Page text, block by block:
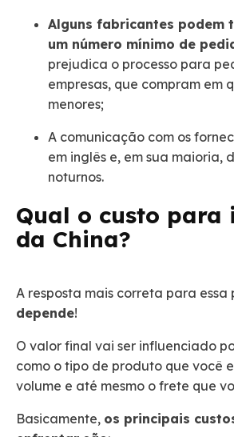
Alguns fabricantes podem
um número mínimo de
prejudica o processo para
empresas, que compram em
menores;
A comunicação com os
em inglês e, em sua maioria,
noturnos.
Qual o custo
da China?
A resposta mais correta para essa
depende!
O valor final vai ser influenciado
como o tipo de produto que você
volume e até mesmo o frete que
Basicamente, os principais